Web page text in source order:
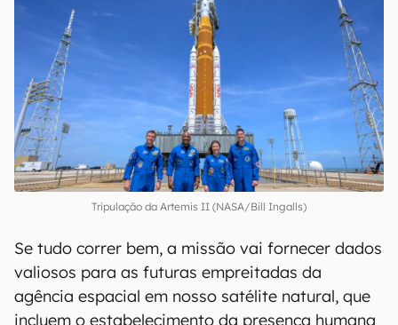
Astronautas na Lua
Na prática, a Artemis II vai ajudar a NASA a
verificar se os sistemas da espaçonave Orion
estão funcionando conforme o esperado com os
astronautas a bordo e nas condições do espaço
profundo, como a radiação extrema.